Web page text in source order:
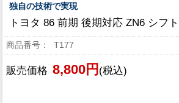
独自の技術で実現
トヨタ 86 前期 後期対応 ZN6 シフ
T177
販売価格 8,800円 (税込)